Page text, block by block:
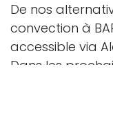
De nos
convection à
accessible via
Dans les